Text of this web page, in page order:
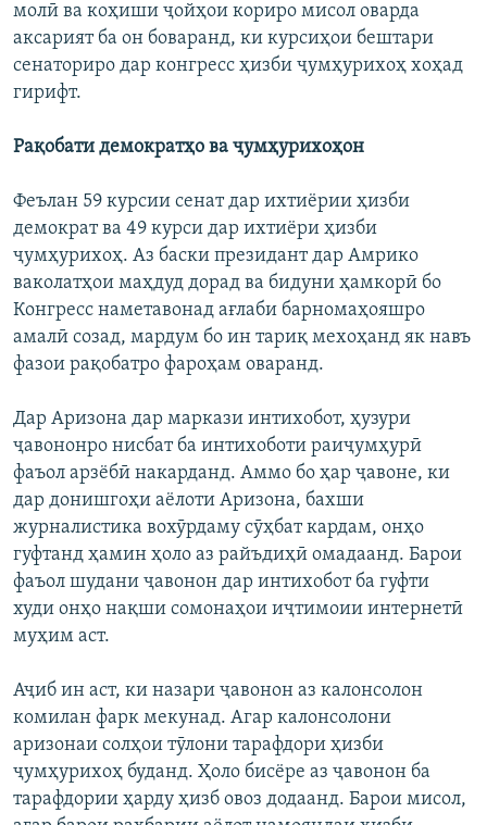
молӣ ва коҳиши ҷойҳои кориро мисол оварда
аксарият ба он боваранд, ки курсиҳои бештари
сенаториро дар конгресс ҳизби ҷумҳурихоҳ хоҳад
гирифт.
Рақобати демократҳо ва ҷумҳурихоҳон
Феълан 59 курсии сенат дар ихтиёрии ҳизби
демократ ва 49 курси дар ихтиёри ҳизби
ҷумҳурихоҳ. Аз баски президант дар Амрико
ваколатҳои маҳдуд дорад ва бидуни ҳамкорӣ бо
Конгресс наметавонад ағлаби барномаҳояшро
амалӣ созад, мардум бо ин тариқ мехоҳанд як навъ
фазои рақобатро фароҳам оваранд.
Дар Аризона дар маркази интихобот, ҳузури
ҷавононро нисбат ба интихоботи раиҷумҳурӣ
фаъол арзёбӣ накарданд. Аммо бо ҳар ҷавоне, ки
дар донишгоҳи аёлоти Аризона, бахши
журналистика вохӯрдаму сӯҳбат кардам, онҳо
гуфтанд ҳамин ҳоло аз райъдиҳӣ омадаанд. Барои
фаъол шудани ҷавонон дар интихобот ба гуфти
худи онҳо нақши сомонаҳои иҷтимоии интернетӣ
муҳим аст.
Аҷиб ин аст, ки назари ҷавонон аз калонсолон
комилан фарк мекунад. Агар калонсолони
аризонаи солҳои тӯлони тарафдори ҳизби
ҷумҳурихоҳ буданд. Ҳоло бисёре аз ҷавонон ба
тарафдории ҳарду ҳизб овоз додаанд. Барои мисол,